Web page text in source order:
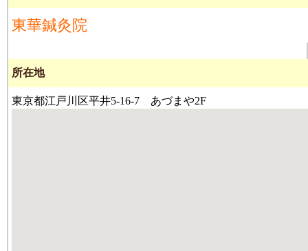
東華鍼灸院
所在地
東京都江戸川区平井5-16-7 あづまや2F